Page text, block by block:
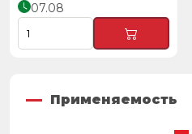
07.08
Применяемость